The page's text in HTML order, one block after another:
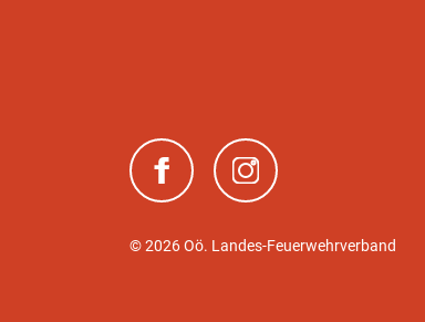
(neues Fenster)(neues Fenster)
© 2026 Oö. Landes-Feuerwehrverband